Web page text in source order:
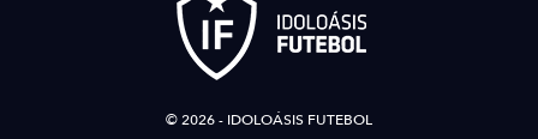
© 2026 - IDOLOÁSIS FUTEBOL